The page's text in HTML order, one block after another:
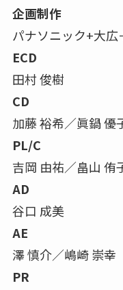
企画制作
パナソニック+大広
ECD
田村 俊樹
CD
加藤 裕希／眞鍋 優
PL/C
吉岡 由祐／畠山 侑
AD
谷口 成美
AE
澤 慎介／嶋崎 崇幸
PR